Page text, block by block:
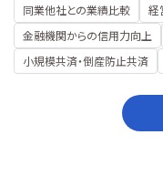
同業他社との業績比較
経
金融機関からの信用力向上
小規模共済・倒産防止共済